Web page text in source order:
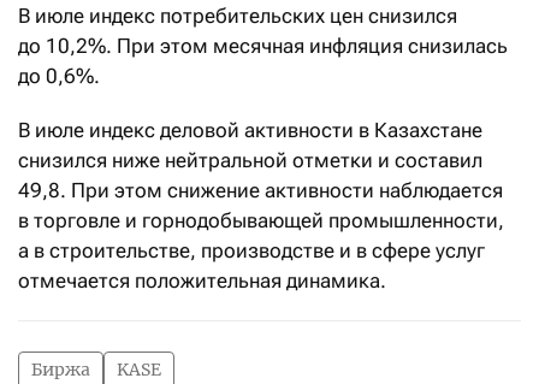
В июле индекс потребительских цен снизился
до 10,2%. При этом месячная инфляция снизилась
до 0,6%.
В июле индекс деловой активности в Казахстане
снизился ниже нейтральной отметки и составил
49,8. При этом снижение активности наблюдается
в торговле и горнодобывающей промышленности,
а в строительстве, производстве и в сфере услуг
отмечается положительная динамика.
Биржа KASE